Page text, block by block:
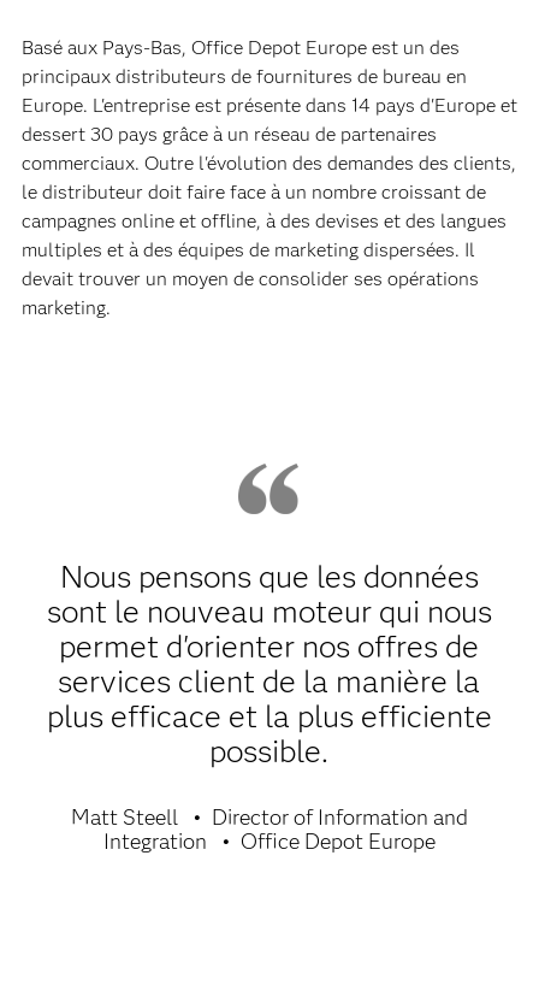
Basé aux Pays-Bas, Office Depot Europe est un des
principaux distributeurs de fournitures de bureau en
Europe. L'entreprise est présente dans 14 pays d'Europe et
dessert 30 pays grâce à un réseau de partenaires
commerciaux. Outre l'évolution des demandes des clients,
le distributeur doit faire face à un nombre croissant de
campagnes online et offline, à des devises et des langues
multiples et à des équipes de marketing dispersées. Il
devait trouver un moyen de consolider ses opérations
marketing.
Nous pensons que les données
sont le nouveau moteur qui nous
permet d'orienter nos offres de
services client de la manière la
plus efficace et la plus efficiente
possible.
Matt Steell
Director of Information and
Integration
Office Depot Europe